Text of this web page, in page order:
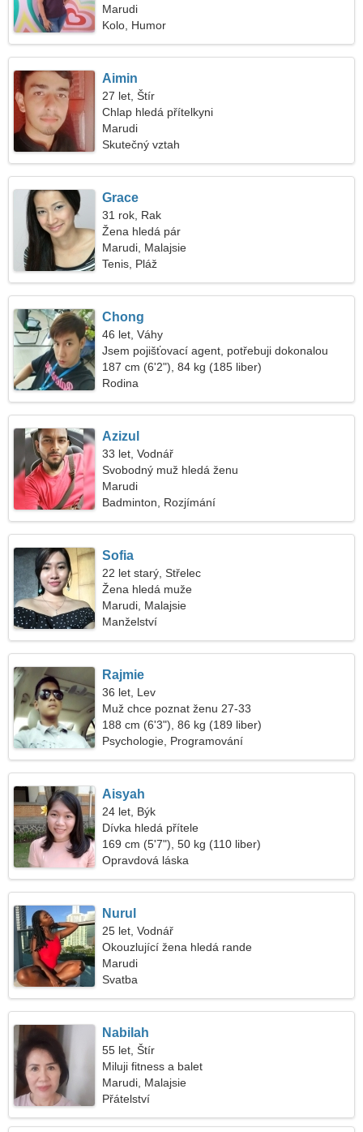
Marudi
Kolo, Humor
Aimin
27 let, Štír
Chlap hledá přítelkyni
Marudi
Skutečný vztah
Grace
31 rok, Rak
Žena hledá pár
Marudi, Malajsie
Tenis, Pláž
Chong
46 let, Váhy
Jsem pojišťovací agent, potřebuji dokonalou
ženu
187 cm (6'2"), 84 kg (185 liber)
Rodina
Azizul
33 let, Vodnář
Svobodný muž hledá ženu
Marudi
Badminton, Rozjímání
Sofia
22 let starý, Střelec
Žena hledá muže
Marudi, Malajsie
Manželství
Rajmie
36 let, Lev
Muž chce poznat ženu 27-33
188 cm (6'3"), 86 kg (189 liber)
Psychologie, Programování
Aisyah
24 let, Býk
Dívka hledá přítele
169 cm (5'7"), 50 kg (110 liber)
Opravdová láska
Nurul
25 let, Vodnář
Okouzlující žena hledá rande
Marudi
Svatba
Nabilah
55 let, Štír
Miluji fitness a balet
Marudi, Malajsie
Přátelství